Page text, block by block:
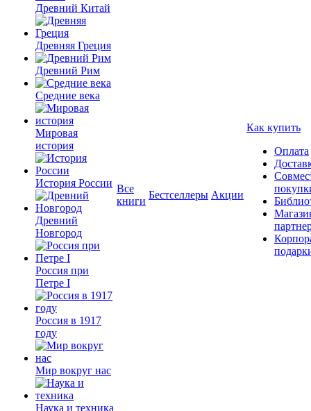
Древний Китай
Древняя Греция
Древний Рим
Средние века
Мировая
история
История России
Древний
Новгород
Россия при
Петре I
Россия в 1917
году
Мир вокруг нас
Наука и техника
Все
книги
Бестселлеры Акции
Как купить
Оплата